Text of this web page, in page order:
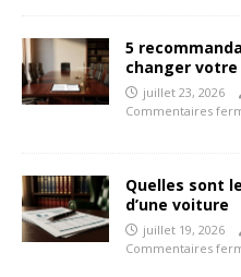
5
changer
juillet 23, 2026
Commentaires
Quelles sont
d’une voiture
juillet 19, 2026
Commentaires